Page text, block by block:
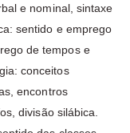
e nominal, sintaxe
sentido e emprego
de tempos e
conceitos
encontros
divisão silábica.